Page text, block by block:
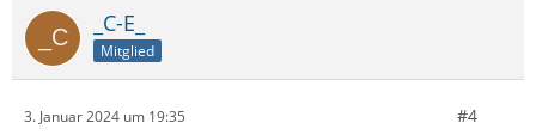
_C-E_
Mitglied
3. Januar 2024 um 19:35 #4